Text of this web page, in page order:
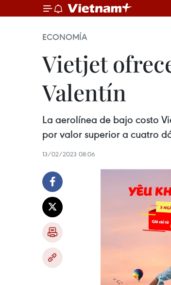
ECONOMÍA
Vietjet
Valentín
La aerolínea de bajo costo
por valor superior a cuatro
13/02/2023 08:06